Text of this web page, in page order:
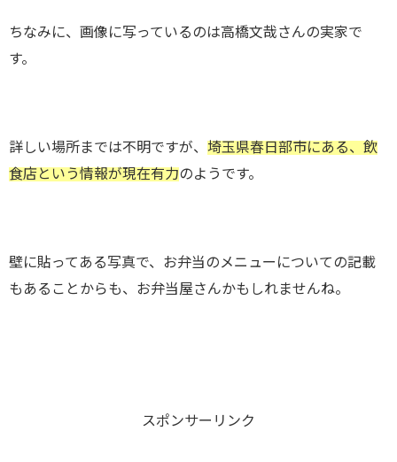
ちなみに、画像に写っているのは高橋文哉さんの実家で
す。
詳しい場所までは不明ですが、 埼玉県春日部市にある、飲
食店という情報が現在有力のようです。
壁に貼ってある写真で、お弁当のメニューについての記載
もあることからも、お弁当屋さんかもしれませんね。
スポンサーリンク